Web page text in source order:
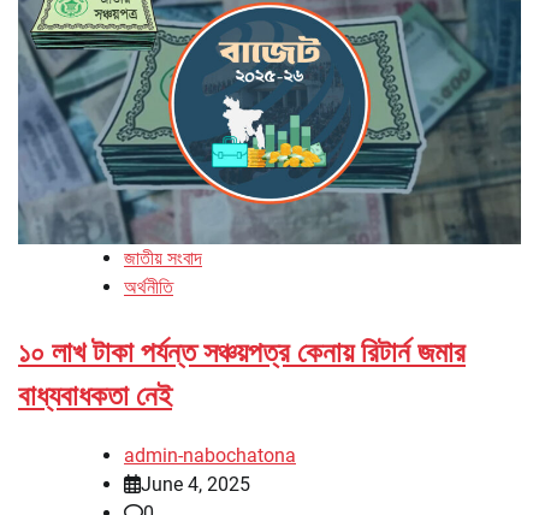
জাতীয় সংবাদ
অর্থনীতি
১০ লাখ টাকা পর্যন্ত সঞ্চয়পত্র কেনায় রিটার্ন জমার
বাধ্যবাধকতা নেই
admin-nabochatona
June 4, 2025